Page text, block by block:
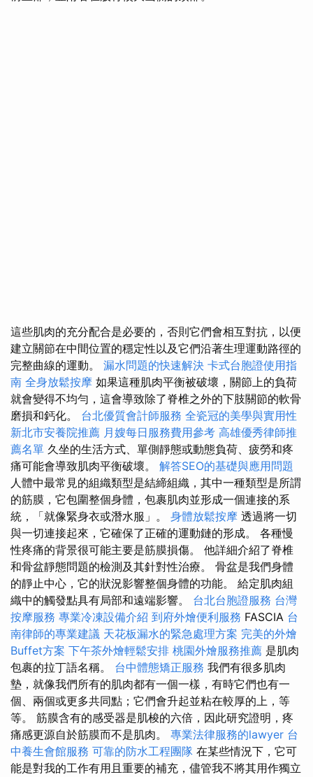
這些肌肉的充分配合是必要的，否則它們會相互對抗，以便
建立關節在中間位置的穩定性以及它們沿著生理運動路徑的
完整曲線的運動。 漏水問題的快速解決 卡式台胞證使用指
南 全身放鬆按摩 如果這種肌肉平衡被破壞，關節上的負荷
就會變得不均勻，這會導致除了脊椎之外的下肢關節的軟骨
磨損和鈣化。 台北優質會計師服務 全瓷冠的美學與實用性
新北市安養院推薦 月嫂每日服務費用參考 高雄優秀律師推
薦名單 久坐的生活方式、單側靜態或動態負荷、疲勞和疼
痛可能會導致肌肉平衡破壞。 解答SEO的基礎與應用問題
人體中最常見的組織類型是結締組織，其中一種類型是所謂
的筋膜，它包圍整個身體，包裹肌肉並形成一個連接的系
統，「就像緊身衣或潛水服」。 身體放鬆按摩 透過將一切
與一切連接起來，它確保了正確的運動鏈的形成。 各種慢
性疼痛的背景很可能主要是筋膜損傷。 他詳細介紹了脊椎
和骨盆靜態問題的檢測及其針對性治療。 骨盆是我們身體
的靜止中心，它的狀況影響整個身體的功能。 給定肌肉組
織中的觸發點具有局部和遠端影響。 台北台胞證服務 台灣
按摩服務 專業冷凍設備介紹 到府外燴便利服務 FASCIA 台
南律師的專業建議 天花板漏水的緊急處理方案 完美的外燴
Buffet方案 下午茶外燴輕鬆安排 桃園外燴服務推薦 是肌肉
包裹的拉丁語名稱。 台中體態矯正服務 我們有很多肌肉
墊，就像我們所有的肌肉都有一個一樣，有時它們也有一
個、兩個或更多共同點；它們會升起並粘在較厚的上，等
等。 筋膜含有的感受器是肌梭的六倍，因此研究證明，疼
痛感更源自於筋膜而不是肌肉。 專業法律服務的lawyer 台
中養生會館服務 可靠的防水工程團隊 在某些情況下，它可
能是對我的工作有用且重要的補充，儘管我不將其用作獨立